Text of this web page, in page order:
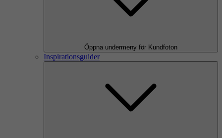
Öppna undermeny för Kundfoton
Inspirationsguider